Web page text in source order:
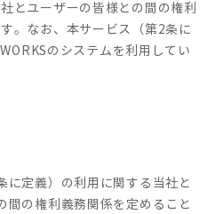
に定義）の利用に関する当社と
間の権利義務関係を定めること
とユーザーの皆様との間の権利
。なお、本サービス（第2条に
のシステムを利用してい